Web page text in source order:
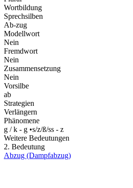
Wortbildung
Sprechsilben
Ab-zug
Modellwort
Nein
Fremdwort
Nein
Zusammensetzung
Nein
Vorsilbe
ab
Strategien
Verlängern
Phänomene
g / k - g •s/z/ß/ss - z
Weitere Bedeutungen
2. Bedeutung
Abzug (Dampfabzug)